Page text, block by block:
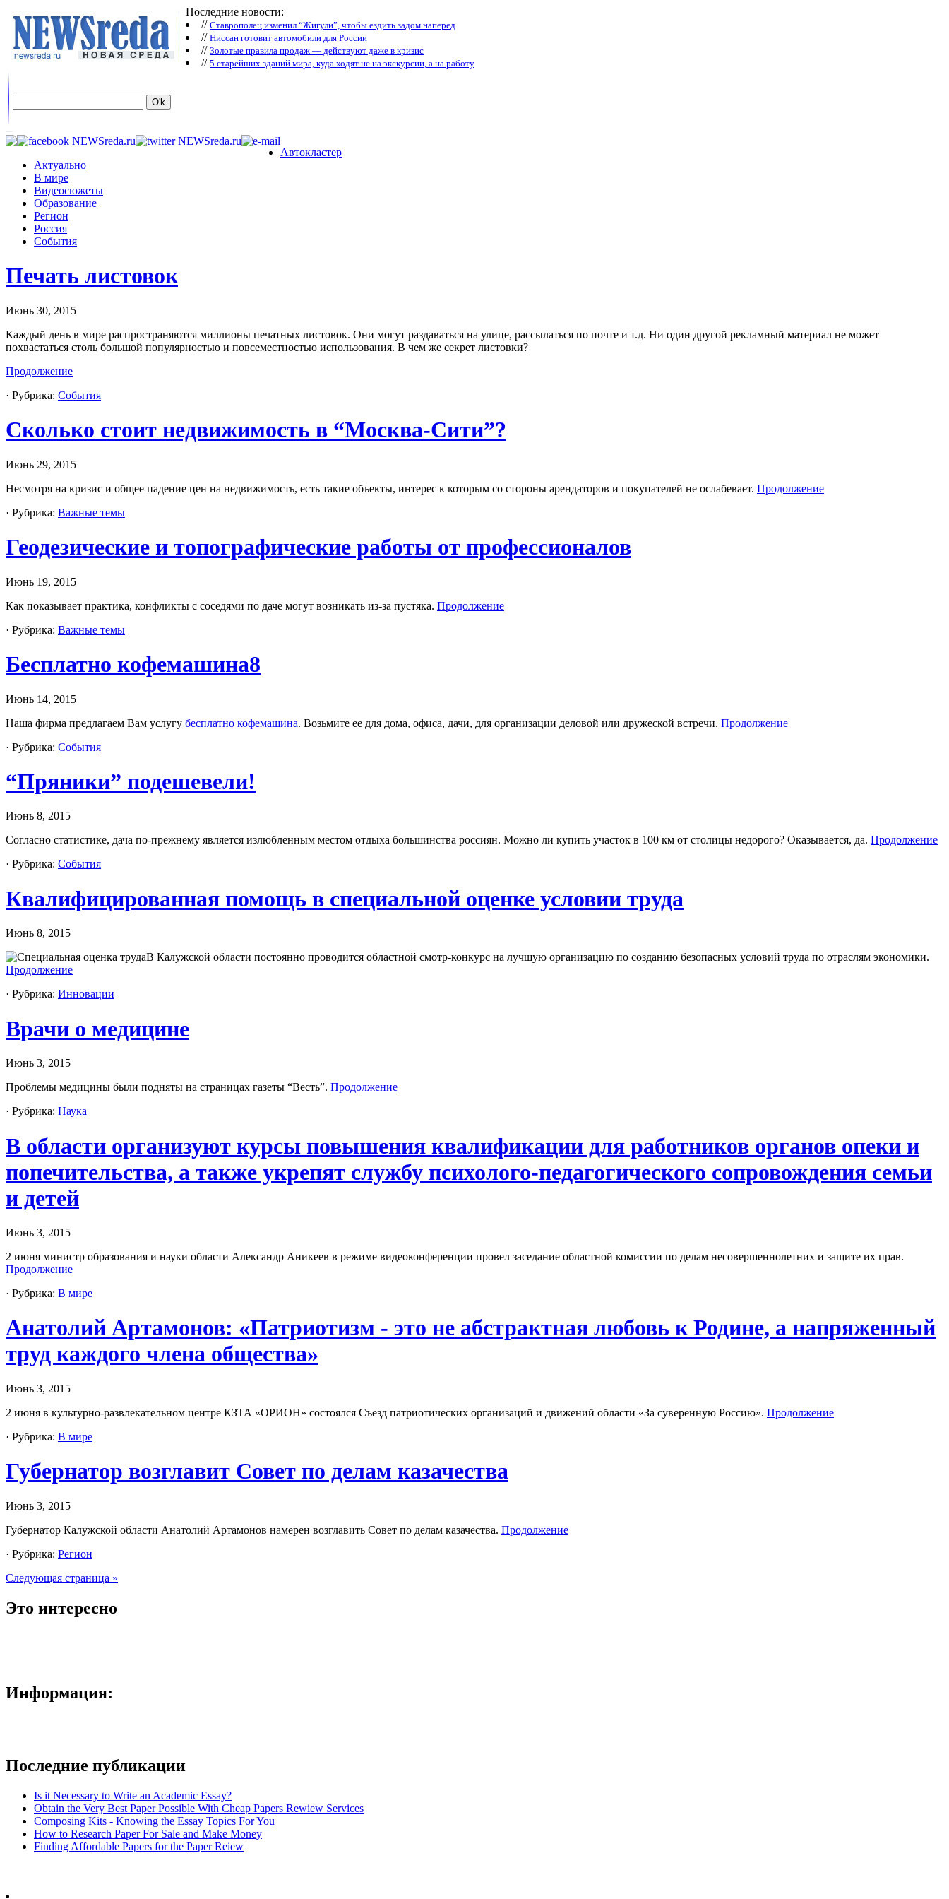
Последние новости:
// Ставрополец изменил “Жигули”, чтобы ездить задом наперед
// Ниссан готовит автомобили для России
// Зoлoтые прaвилa продаж — действуют даже в кризис
// 5 старейших зданий мира, куда ходят не на экскурсии, а на работу
Автокластер
Актуально
В мире
Видеосюжеты
Образование
Регион
Россия
События
Печать листовок
Июнь 30, 2015
Каждый день в мире распространяются миллионы печатных листовок. Они могут раздаваться на улице, рассылаться по почте и т.д. Ни один другой рекламный материал не может
похвастаться столь большой популярностью и повсеместностью использования. В чем же секрет листовки?
Продолжение
· Рубрика: События
Сколько стоит недвижимость в “Москва-Сити”?
Июнь 29, 2015
Несмотря на кризис и общее падение цен на недвижимость, есть такие объекты, интерес к которым со стороны арендаторов и покупателей не ослабевает. Продолжение
· Рубрика: Важные темы
Геодезические и топографические работы от профессионалов
Июнь 19, 2015
Как показывает практика, конфликты с соседями по даче могут возникать из-за пустяка. Продолжение
· Рубрика: Важные темы
Бесплатно кофемашина8
Июнь 14, 2015
Наша фирма предлагаем Вам услугу бесплатно кофемашина. Возьмите ее для дома, офиса, дачи, для организации деловой или дружеской встречи. Продолжение
· Рубрика: События
“Пряники” подешевели!
Июнь 8, 2015
Согласно статистике, дача по-прежнему является излюбленным местом отдыха большинства россиян. Можно ли купить участок в 100 км от столицы недорого? Оказывается, да. Продолжение
· Рубрика: События
Квалифицированная помощь в специальной оценке условии труда
Июнь 8, 2015
В Калужской области постоянно проводится областной смотр-конкурс на лучшую организацию по созданию безопасных условий труда по отраслям экономики.
Продолжение
· Рубрика: Инновации
Врачи о медицине
Июнь 3, 2015
Проблемы медицины были подняты на страницах газеты “Весть”. Продолжение
· Рубрика: Наука
В области организуют курсы повышения квалификации для работников органов опеки и
попечительства, а также укрепят службу психолого-педагогического сопровождения семьи
и детей
Июнь 3, 2015
2 июня министр образования и науки области Александр Аникеев в режиме видеоконференции провел заседание областной комиссии по делам несовершеннолетних и защите их прав.
Продолжение
· Рубрика: В мире
Анатолий Артамонов: «Патриотизм - это не абстрактная любовь к Родине, а напряженный
труд каждого члена общества»
Июнь 3, 2015
2 июня в культурно-развлекательном центре КЗТА «ОРИОН» состоялся Съезд патриотических организаций и движений области «За суверенную Россию». Продолжение
· Рубрика: В мире
Губернатор возглавит Совет по делам казачества
Июнь 3, 2015
Губернатор Калужской области Анатолий Артамонов намерен возглавить Совет по делам казачества. Продолжение
· Рубрика: Регион
Следующая страница »
Это интересно
Информация:
Последние публикации
Is it Necessary to Write an Academic Essay?
Obtain the Very Best Paper Possible With Cheap Papers Rewiew Services
Composing Kits - Knowing the Essay Topics For You
How to Research Paper For Sale and Make Money
Finding Affordable Papers for the Paper Reiew